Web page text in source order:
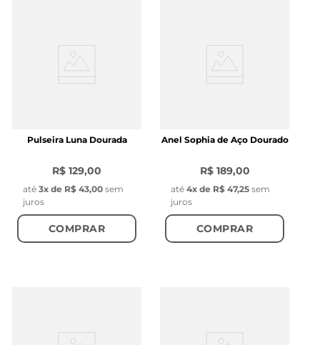
Pulseira Luna Dourada
R$ 129,00
até 3x de R$ 43,00 sem
juros
COMPRAR
Anel Sophia de Aço Dourado
R$ 189,00
até 4x de R$ 47,25 sem
juros
COMPRAR